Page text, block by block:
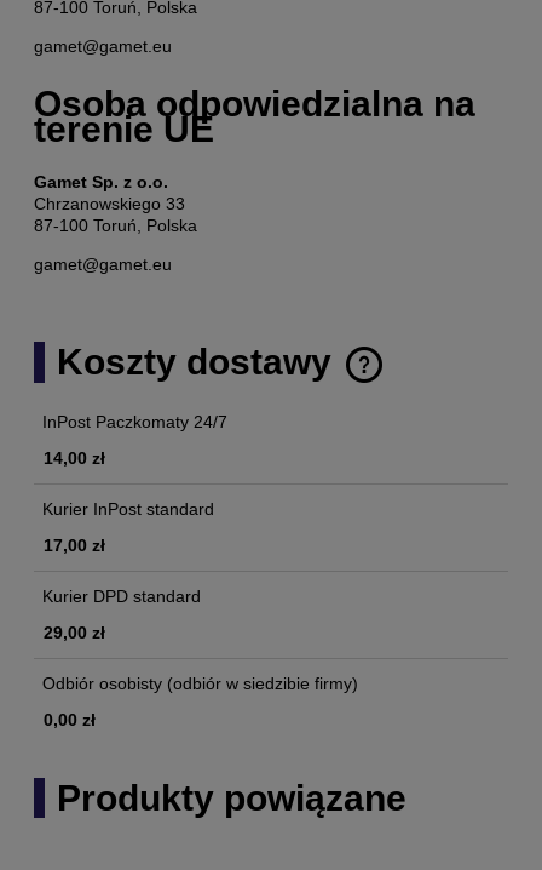
87-100 Toruń, Polska
gamet@gamet.eu
Osoba odpowiedzialna na
terenie UE
Gamet Sp. z o.o.
Chrzanowskiego 33
87-100 Toruń, Polska
gamet@gamet.eu
Koszty dostawy
Cena nie zawiera ewentualnych kosztów płatności
InPost Paczkomaty 24/7
14,00 zł
Kurier InPost standard
17,00 zł
Kurier DPD standard
29,00 zł
Odbiór osobisty (odbiór w siedzibie firmy)
0,00 zł
Produkty powiązane